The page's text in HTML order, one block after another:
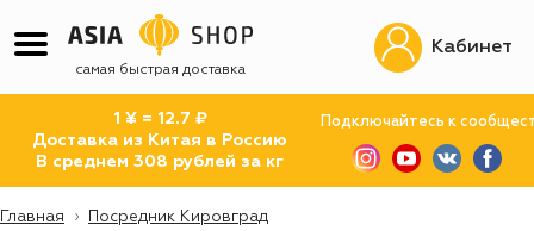
самая быстрая доставка
1 ¥ = 12.7 ₽
Доставка из Китая в Россию
В среднем 308 рублей за кг
Подключайтесь к
Кабинет
Главная Посредник Кировград